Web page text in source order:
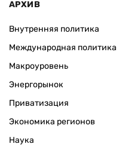
АРХИВ
Внутренняя политика
Международная политика
Макроуровень
Энергорынок
Приватизация
Экономика регионов
Наука